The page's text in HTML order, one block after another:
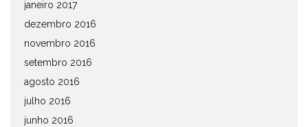
janeiro 2017
dezembro 2016
novembro 2016
setembro 2016
agosto 2016
julho 2016
junho 2016